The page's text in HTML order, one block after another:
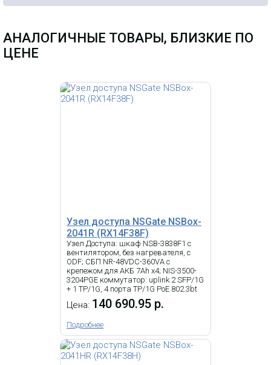
АНАЛОГИЧНЫЕ ТОВАРЫ, БЛИЗКИЕ ПО
ЦЕНЕ
Узел доступа NSGate NSBox-
2041R (RX14F38F)
Узел Доступа: шкаф NSB-3838F1 с
вентилятором, без нагревателя, с
ODF; СБП NR-48VDC-360VA с
крепежом для АКБ 7Ah x4; NIS-3500-
3204PGE коммутатор: uplink 2 SFP/1G
+ 1 TP/1G, 4 порта TP/1G PoE 802.3bt
Цена: 140 690.95 р.
Подробнее